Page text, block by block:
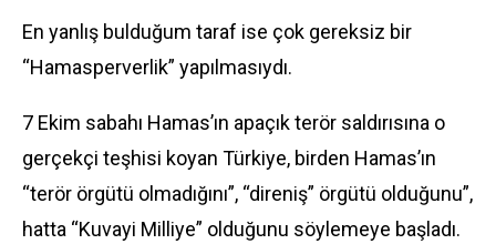
En yanlış bulduğum taraf ise çok gereksiz bir
“Hamasperverlik” yapılmasıydı.
7 Ekim sabahı Hamas’ın apaçık terör saldırısına o
gerçekçi teşhisi koyan Türkiye, birden Hamas’ın
“terör örgütü olmadığını”, “direniş” örgütü olduğunu”,
hatta “Kuvayi Milliye” olduğunu söylemeye başladı.